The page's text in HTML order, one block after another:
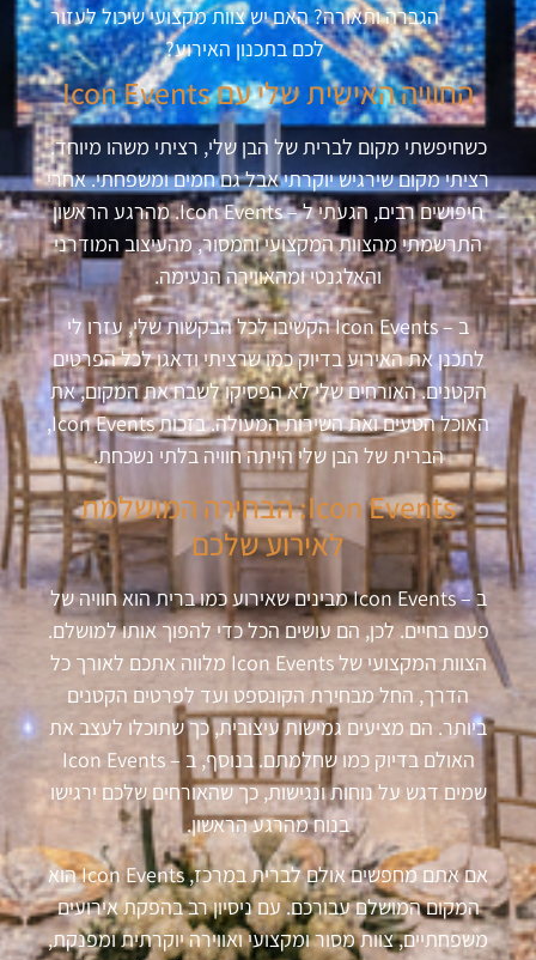
הגברה ותאורה? האם יש צוות מקצועי שיכול לעזור
לכם בתכנון האירוע?
החוויה האישית שלי עם Icon Events
כשחיפשתי מקום לברית של הבן שלי, רציתי משהו מיוחד.
רציתי מקום שירגיש יוקרתי אבל גם חמים ומשפחתי. אחרי
חיפושים רבים, הגעתי ל – Icon Events. מהרגע הראשון
התרשמתי מהצוות המקצועי והמסור, מהעיצוב המודרני
והאלגנטי ומהאווירה הנעימה.
ב – Icon Events הקשיבו לכל הבקשות שלי, עזרו לי
לתכנן את האירוע בדיוק כמו שרציתי ודאגו לכל הפרטים
הקטנים. האורחים שלי לא הפסיקו לשבח את המקום, את
האוכל הטעים ואת השירות המעולה. בזכות Icon Events,
הברית של הבן שלי הייתה חוויה בלתי נשכחת.
Icon Events: הבחירה המושלמת
לאירוע שלכם
ב – Icon Events מבינים שאירוע כמו ברית הוא חוויה של
פעם בחיים. לכן, הם עושים הכל כדי להפוך אותו למושלם.
הצוות המקצועי של Icon Events מלווה אתכם לאורך כל
הדרך, החל מבחירת הקונספט ועד לפרטים הקטנים
ביותר. הם מציעים גמישות עיצובית, כך שתוכלו לעצב את
האולם בדיוק כמו שחלמתם. בנוסף, ב – Icon Events
שמים דגש על נוחות ונגישות, כך שהאורחים שלכם ירגישו
בנוח מהרגע הראשון.
אם אתם מחפשים אולם לברית במרכז, Icon Events הוא
המקום המושלם עבורכם. עם ניסיון רב בהפקת אירועים
משפחתיים, צוות מסור ומקצועי ואווירה יוקרתית ומפנקת,